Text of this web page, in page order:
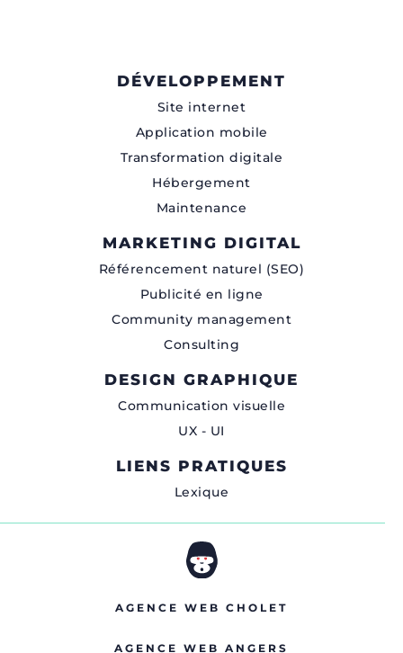
DÉVELOPPEMENT
Site internet
Application mobile
Transformation digitale
Hébergement
Maintenance
MARKETING DIGITAL
Référencement naturel (SEO)
Publicité en ligne
Community management
Consulting
DESIGN GRAPHIQUE
Communication visuelle
UX - UI
LIENS PRATIQUES
Lexique
AGENCE WEB CHOLET
AGENCE WEB ANGERS